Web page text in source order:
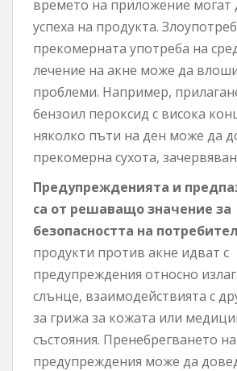
времето на приложение могат
успеха на продукта.
прекомерната употреба на
лечение на акне може да
проблеми. Например,
бензоил пероксид с висока
няколко пъти на ден може да
прекомерна сухота,
Предупрежденията и
са от решаващо значение за
безопасността на
продукти против акне идват с
предупреждения относно
слънце, взаимодействията с
за грижа за кожата или
състояния. Пренебрегването
предупреждения може да